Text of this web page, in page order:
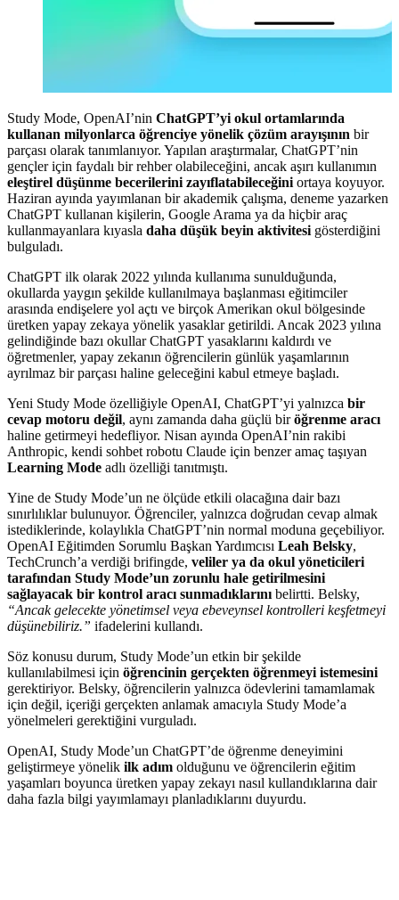
Study Mode, OpenAI’nin ChatGPT’yi okul ortamlarında
kullanan milyonlarca öğrenciye yönelik çözüm arayışının bir
parçası olarak tanımlanıyor. Yapılan araştırmalar, ChatGPT’nin
gençler için faydalı bir rehber olabileceğini, ancak aşırı kullanımın
eleştirel düşünme becerilerini zayıflatabileceğini ortaya koyuyor.
Haziran ayında yayımlanan bir akademik çalışma, deneme yazarken
ChatGPT kullanan kişilerin, Google Arama ya da hiçbir araç
kullanmayanlara kıyasla daha düşük beyin aktivitesi gösterdiğini
bulguladı.
ChatGPT ilk olarak 2022 yılında kullanıma sunulduğunda,
okullarda yaygın şekilde kullanılmaya başlanması eğitimciler
arasında endişelere yol açtı ve birçok Amerikan okul bölgesinde
üretken yapay zekaya yönelik yasaklar getirildi. Ancak 2023 yılına
gelindiğinde bazı okullar ChatGPT yasaklarını kaldırdı ve
öğretmenler, yapay zekanın öğrencilerin günlük yaşamlarının
ayrılmaz bir parçası haline geleceğini kabul etmeye başladı.
Yeni Study Mode özelliğiyle OpenAI, ChatGPT’yi yalnızca bir
cevap motoru değil, aynı zamanda daha güçlü biröğrenme aracı
haline getirmeyi hedefliyor. Nisan ayında OpenAI’nin rakibi
Anthropic, kendi sohbet robotu Claude için benzer amaç taşıyan
Learning Mode adlı özelliği tanıtmıştı.
Yine de Study Mode’un ne ölçüde etkili olacağına dair bazı
sınırlılıklar bulunuyor. Öğrenciler, yalnızca doğrudan cevap almak
istediklerinde, kolaylıkla ChatGPT’nin normal moduna geçebiliyor.
OpenAI Eğitimden Sorumlu Başkan Yardımcısı Leah Belsky,
TechCrunch’a verdiği brifingde, veliler ya da okul yöneticileri
tarafından Study Mode’un zorunlu hale getirilmesini
sağlayacak bir kontrol aracı sunmadıklarını belirtti. Belsky,
“Ancak gelecekte yönetimsel veya ebeveynsel kontrolleri keşfetmeyi
düşünebiliriz.” ifadelerini kullandı.
Söz konusu durum, Study Mode’un etkin bir şekilde
kullanılabilmesi için öğrencinin gerçekten öğrenmeyi istemesini
gerektiriyor. Belsky, öğrencilerin yalnızca ödevlerini tamamlamak
için değil, içeriği gerçekten anlamak amacıyla Study Mode’a
yönelmeleri gerektiğini vurguladı.
OpenAI, Study Mode’un ChatGPT’de öğrenme deneyimini
geliştirmeye yönelik ilk adım olduğunu ve öğrencilerin eğitim
yaşamları boyunca üretken yapay zekayı nasıl kullandıklarına dair
daha fazla bilgi yayımlamayı planladıklarını duyurdu.